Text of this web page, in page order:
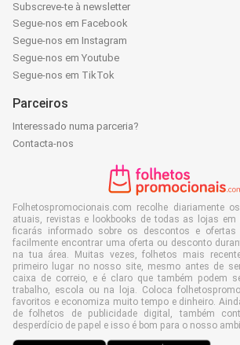
Subscreve-te à newsletter
Segue-nos em Facebook
Segue-nos em Instagram
Segue-nos em Youtube
Segue-nos em TikTok
Parceiros
Interessado numa parceria?
Contacta-nos
Folhetospromocionais.com recolhe diariamente
atuais, revistas e lookbooks de todas as lojas em
ficarás informado sobre os descontos e
facilmente encontrar uma oferta ou desconto
na tua área. Muitas vezes, folhetos mais
primeiro lugar no nosso site, mesmo antes de
caixa de correio, e é claro que também podem
trabalho, escola ou na loja. Coloca
favoritos e economiza muito tempo e dinheiro.
de folhetos de publicidade digital, também
desperdício de papel e isso é bom para o nosso